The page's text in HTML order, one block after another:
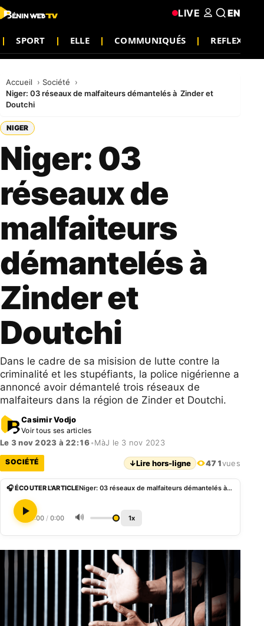
SPORT ELLE COMMUNIQUÉS REFLEXION
LIVE EN
Accueil
Société
Niger: 03 réseaux de malfaiteurs démantelés à Zinder et
Doutchi
NIGER
Niger: 03
réseaux de
malfaiteurs
démantelés à
Zinder et
Doutchi
Dans le cadre de sa misision de lutte contre la
criminalité et les stupéfiants, la police nigérienne a
annoncé avoir démantelé trois réseaux de
malfaiteurs dans la région de Zinder et Doutchi.
Casimir Vodjo
Voir tous ses articles
Le 3 nov 2023 à 22:16•MàJ le 3 nov 2023
SOCIÉTÉ ↓Lire hors-ligne 471vues
🎧 ÉCOUTER L'ARTICLE Niger: 03 réseaux de malfaiteurs démantelés à Zinder et Doutchi
0:00 / 0:00 🔊 1x